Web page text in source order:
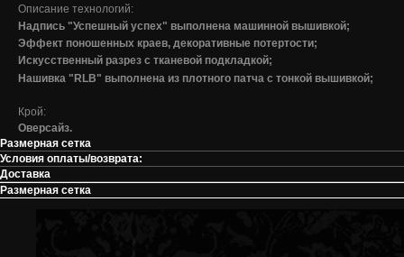
Описание технологий:
Надпись "Успешный успех" выполнена машинной вышивкой;
Эффект поношенных краев, декоративные потертости;
Искусственный разрез с тканевой подкладкой;
Нашивка "RLB" выполнена из плотного патча с тонкой вышивкой;
Крой:
Оверсайз.
Размерная сетка
Условия оплаты/возврата:
Доставка
Размерная сетка